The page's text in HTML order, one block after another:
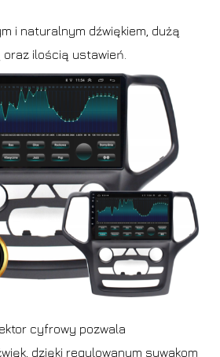
i naturalnym dźwiękiem, dużą
oraz ilością ustawień.
cyfrowy pozwala
dzięki regulowanym suwakom